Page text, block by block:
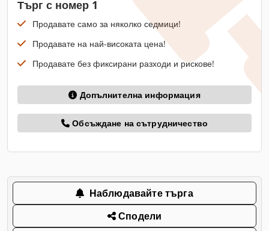
Търг с номер 1
Продавате само за няколко седмици!
Продавате на най-високата цена!
Продавате без фиксирани разходи и рискове!
Допълнителна информация
Обсъждане на сътрудничество
Наблюдавайте търга
Сподели